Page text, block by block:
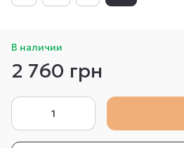
В наличии
2 760 грн